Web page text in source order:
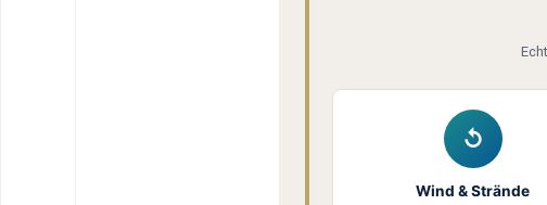
↺
Wind & Strände